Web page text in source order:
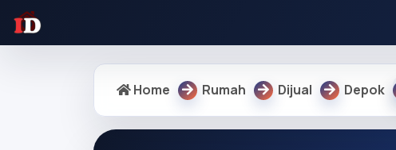
Home Rumah Dijual Depok